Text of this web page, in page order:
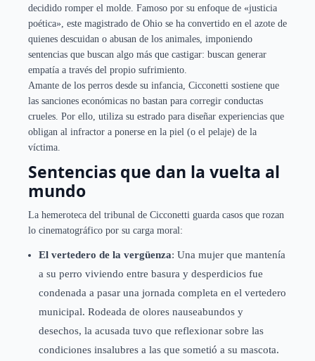
decidido romper el molde. Famoso por su enfoque de «justicia
poética», este magistrado de Ohio se ha convertido en el azote de
quienes descuidan o abusan de los animales, imponiendo
sentencias que buscan algo más que castigar: buscan generar
empatía a través del propio sufrimiento.
Amante de los perros desde su infancia, Cicconetti sostiene que
las sanciones económicas no bastan para corregir conductas
crueles. Por ello, utiliza su estrado para diseñar experiencias que
obligan al infractor a ponerse en la piel (o el pelaje) de la
víctima.
Sentencias que dan la vuelta al
mundo
La hemeroteca del tribunal de Cicconetti guarda casos que rozan
lo cinematográfico por su carga moral:
El vertedero de la vergüenza: Una mujer que mantenía
a su perro viviendo entre basura y desperdicios fue
condenada a pasar una jornada completa en el vertedero
municipal. Rodeada de olores nauseabundos y
desechos, la acusada tuvo que reflexionar sobre las
condiciones insalubres a las que sometió a su mascota.